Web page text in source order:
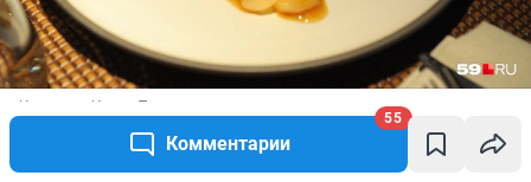
Комментарии
55
Источник: Ирина Тропина
Во второй курс гастроужина вошли рулетики с